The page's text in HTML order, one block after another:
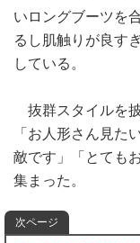
いロングブーツを
るし肌触りが良す
している。
抜群スタイルを
「お人形さん見た
敵です」「とても
集まった。
次ページ